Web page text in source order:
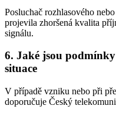
Posluchač rozhlasového
projevila zhoršená kvalita
signálu.
6. Jaké jsou
situace
V případě vzniku nebo při
doporučuje Český